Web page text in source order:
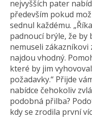
nejvyšších pater
především pokud
sednul každému.
padnoucí brýle, že by
nemuseli
najdou vhodný.
které by jim
požadavky.“ Přijde
nabídce čehokoliv
podobná přilba?
kdy se zrodila první